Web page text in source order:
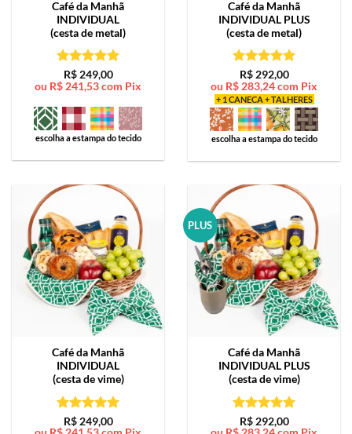
Café da Manhã
INDIVIDUAL
(cesta de metal)
Avaliação5
de 5
R$249,00
ou R$ 241,53com Pix
escolha a estampa do tecido
Café da Manhã
INDIVIDUAL PLUS
(cesta de metal)
Avaliação5
de 5
R$292,00
ou R$ 283,24com Pix
+ 1 CANECA + TALHERES
escolha a estampa do tecido
Café da Manhã
INDIVIDUAL
(cesta de vime)
Avaliação5
R$249,00
PLUS
Café da Manhã
INDIVIDUAL PLUS
(cesta de vime)
Avaliação5
R$292,00